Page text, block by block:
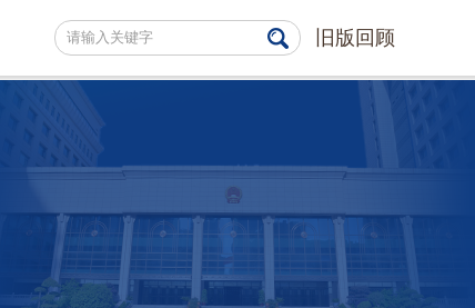
旧版回顾